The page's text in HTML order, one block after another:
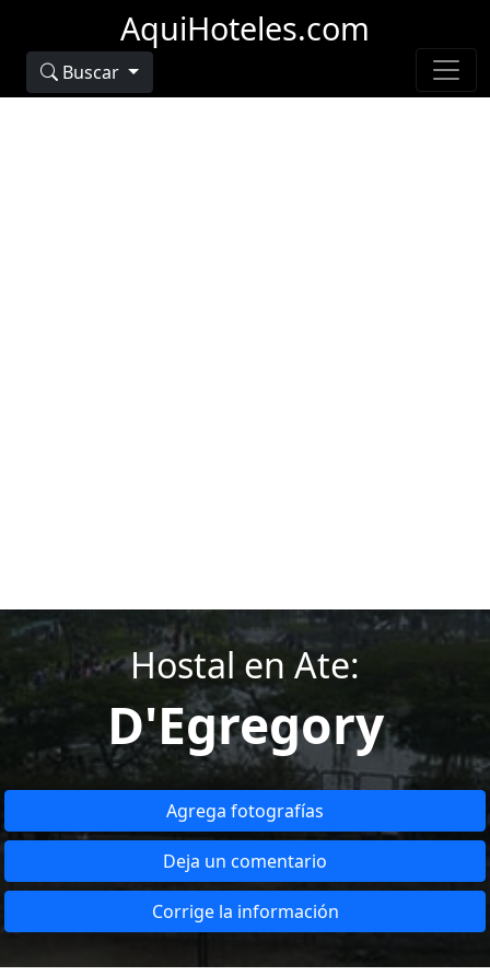
AquiHoteles.com
Buscar
Hostal en Ate:
D'Egregory
Agrega fotografías
Deja un comentario
Corrige la información